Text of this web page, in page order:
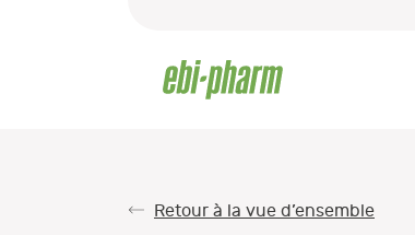
Retour à la vue d’ensemble